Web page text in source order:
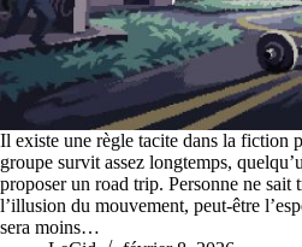
Il existe une règle tacite dans la fiction
groupe survit assez longtemps,
proposer un road trip. Personne ne sait
l’illusion du mouvement, peut-être
sera moins…